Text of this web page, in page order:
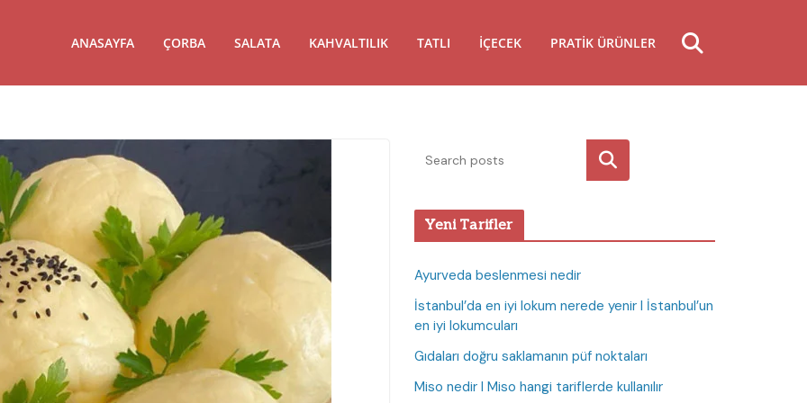
ANASAYFA ÇORBA SALATA KAHVALTILIK TATLI İÇECEK PRATIK ÜRÜNLER
Ara
Yeni Tarifler
Ayurveda beslenmesi nedir
İstanbul’da en iyi lokum nerede yenir I İstanbul’un
en iyi lokumcuları
Gıdaları doğru saklamanın püf noktaları
Miso nedir I Miso hangi tariflerde kullanılır